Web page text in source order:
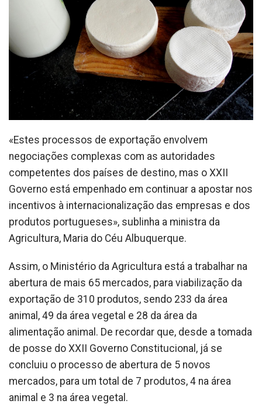
«Estes processos de exportação envolvem
negociações complexas com as autoridades
competentes dos países de destino, mas o XXII
Governo está empenhado em continuar a apostar nos
incentivos à internacionalização das empresas e dos
produtos portugueses», sublinha a ministra da
Agricultura, Maria do Céu Albuquerque.
Assim, o Ministério da Agricultura está a trabalhar na
abertura de mais 65 mercados, para viabilização da
exportação de 310 produtos, sendo 233 da área
animal, 49 da área vegetal e 28 da área da
alimentação animal. De recordar que, desde a tomada
de posse do XXII Governo Constitucional, já se
concluiu o processo de abertura de 5 novos
mercados, para um total de 7 produtos, 4 na área
animal e 3 na área vegetal.